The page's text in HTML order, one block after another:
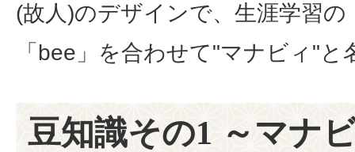
(故人)のデザインで、生涯学習の
「 bee 」を合わせて"マナビィ"
豆知識その1 ～マナ